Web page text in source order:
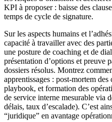
KPI à proposer : baisse des
temps de cycle de signature.
Sur les aspects humains et
capacité à travailler avec des
une posture de coaching et de
présentation d’options et preuve
dossiers résolus. Montrez
apprentissages : post-mortem
playbook, et formation des
de service interne mesurable via
délais, taux d’escalade). C’est
“juridique” en avantage